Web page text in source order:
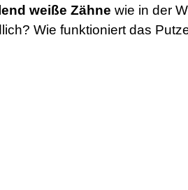
weiße Zähne wie in der
Wie funktioniert das